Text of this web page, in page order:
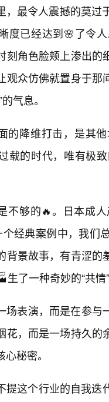
，最令人震撼的莫过
度已经达到🌸了令
刻角色脸颊上渗出
观众仿佛就置身于
气息。
的降维打击，是其
载的时代，唯有极
不够的🔥。日本成
个经典案例中，我
背景故事，有青涩
生了一种奇妙的“共情
场表演，而是在参与
花，而是一场持久
秘密。
提这个行业的自我迭